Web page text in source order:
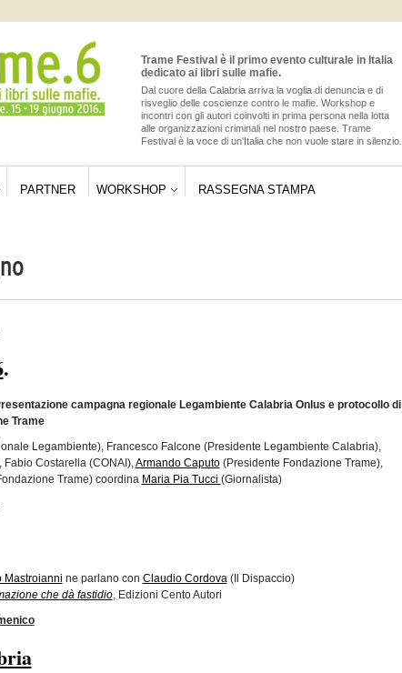
Trame Festival è il primo evento culturale in Italia
dedicato ai libri sulle mafie.
Dal cuore della Calabria arriva la voglia di denuncia e di
risveglio delle coscienze contro le mafie. Workshop e
incontri con gli autori coinvolti in prima persona nella lotta
alle organizzazioni criminali nel nostro paese. Trame
Festival è la voce di un'Italia che non vuole stare in silenzio.
PARTNER WORKSHOP RASSEGNA STAMPA
.
campagna regionale Legambiente Calabria Onlus e protocollo di
Trame
Legambiente), Francesco Falcone (Presidente Legambiente Calabria),
Fabio Costarella (CONAI),Armando Caputo(Presidente Fondazione Trame),
Trame) coordina Maria Pia Tucci (Giornalista)
Mastroianni ne parlano con Claudio Cordova(Il Dispaccio)
che dà fastidio, Edizioni Cento Autori